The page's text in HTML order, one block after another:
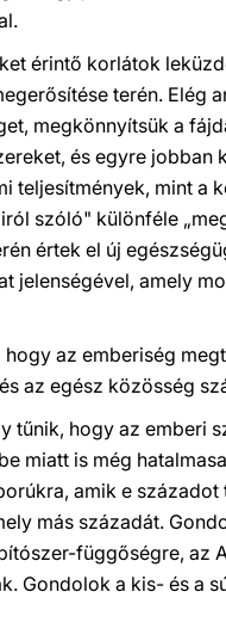
érintő korlátok
terén. Elég
megkönnyítsük a
és egyre jobban
teljesítmények, mint a
szóló" különféle
értek el új
jelenségével, amely
az emberiség
az egész közösség
hogy az emberi
miatt is még
amik e
más századát.
függőségre, az
Gondolok a kis- és a